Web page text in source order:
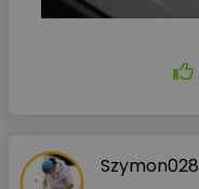
Szymon028